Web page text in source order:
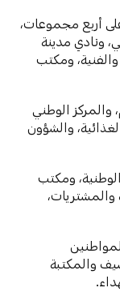
فريقاً موزَّعة على أربع مجموعات،
ونادي مدينة
ومكتب
والمركز الوطني
والشؤون
ومكتب
والمكتبة